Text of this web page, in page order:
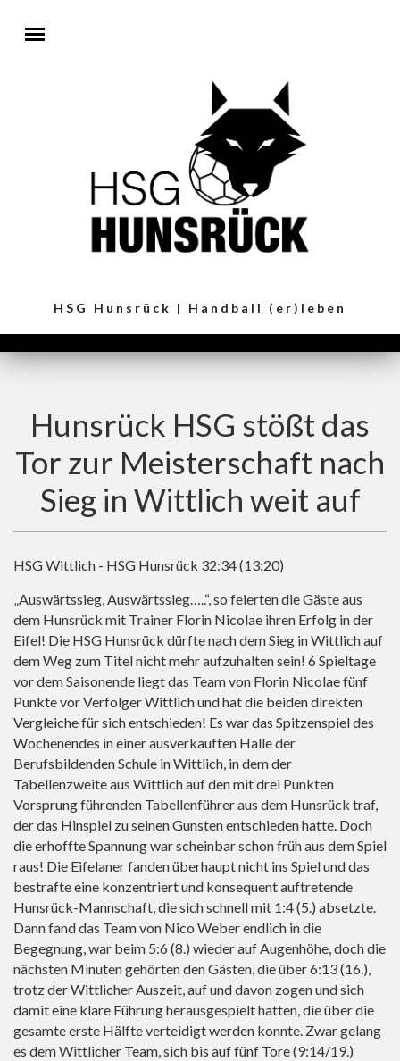
HSG Hunsrück | Handball (er)leben
Hunsrück HSG stößt das
Tor zur Meisterschaft nach
Sieg in Wittlich weit auf
HSG Wittlich - HSG Hunsrück 32:34 (13:20)
„Auswärtssieg, Auswärtssieg…..“, so feierten die Gäste aus
dem Hunsrück mit Trainer Florin Nicolae ihren Erfolg in der
Eifel! Die HSG Hunsrück dürfte nach dem Sieg in Wittlich auf
dem Weg zum Titel nicht mehr aufzuhalten sein! 6 Spieltage
vor dem Saisonende liegt das Team von Florin Nicolae fünf
Punkte vor Verfolger Wittlich und hat die beiden direkten
Vergleiche für sich entschieden! Es war das Spitzenspiel des
Wochenendes in einer ausverkauften Halle der
Berufsbildenden Schule in Wittlich, in dem der
Tabellenzweite aus Wittlich auf den mit drei Punkten
Vorsprung führenden Tabellenführer aus dem Hunsrück traf,
der das Hinspiel zu seinen Gunsten entschieden hatte. Doch
die erhoffte Spannung war scheinbar schon früh aus dem Spiel
raus! Die Eifelaner fanden überhaupt nicht ins Spiel und das
bestrafte eine konzentriert und konsequent auftretende
Hunsrück-Mannschaft, die sich schnell mit 1:4 (5.) absetzte.
Dann fand das Team von Nico Weber endlich in die
Begegnung, war beim 5:6 (8.) wieder auf Augenhöhe, doch die
nächsten Minuten gehörten den Gästen, die über 6:13 (16.),
trotz der Wittlicher Auszeit, auf und davon zogen und sich
damit eine klare Führung herausgespielt hatten, die über die
gesamte erste Hälfte verteidigt werden konnte. Zwar gelang
es dem Wittlicher Team, sich bis auf fünf Tore (9:14/19.)